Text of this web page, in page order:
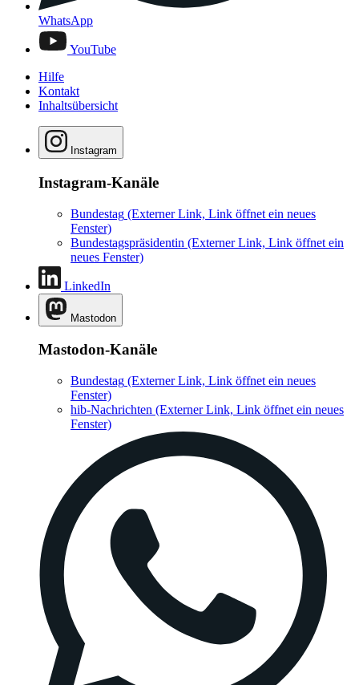
WhatsApp
YouTube
Hilfe
Kontakt
Inhaltsübersicht
Instagram
Instagram-Kanäle
Bundestag (Externer Link, Link öffnet ein neues
Fenster)
Bundestagspräsidentin (Externer Link, Link öffnet ein
neues Fenster)
LinkedIn
Mastodon
Mastodon-Kanäle
Bundestag (Externer Link, Link öffnet ein neues
Fenster)
hib-Nachrichten (Externer Link, Link öffnet ein neues
Fenster)